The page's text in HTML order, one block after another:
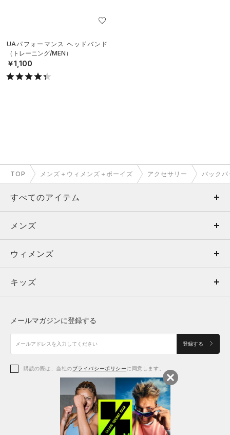
UAパフォーマンス ヘッドバンド
（トレーニング/MEN）
￥1,100
TOP メンズ＋ウィメンズ＋ボーイズ アクセサリー バック
すべてのアイテム
メンズ
ウィメンズ
キッズ
アクセサリー
メンズ
トップス
ボトムス
アクセサリー
ウィメンズ
トップス
シューズ
アクセサリー
レギンス＆タイツ
キッズ
シューズ
メールマガジンに登録する
登録する
購読の際は、当社のプライバシーポリシーに同意します。